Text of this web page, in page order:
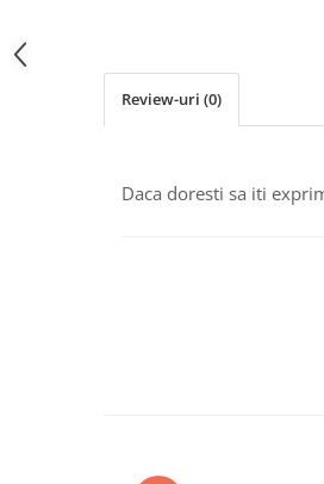
Review-uri (0)
Daca doresti sa iti